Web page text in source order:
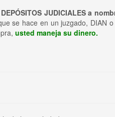
JUDICIALES a
se hace en un juzgado, DIAN
usted maneja su dinero.